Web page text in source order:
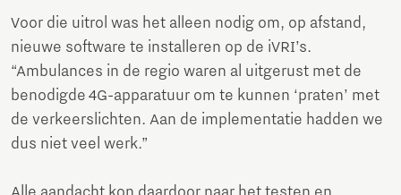
Voor die uitrol was het alleen nodig om, op afstand,
nieuwe software te installeren op de iVRI’s.
“Ambulances in de regio waren al uitgerust met de
benodigde 4G-apparatuur om te kunnen ‘praten’ met
de verkeerslichten. Aan de implementatie hadden we
dus niet veel werk.”